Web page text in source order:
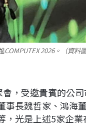
2026。（資料
，受邀貴賓的公
長魏哲家、鴻海
光是上述5家企